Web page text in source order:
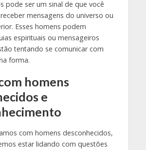
pode ser um sinal de que você
mensagens do universo ou
Esses homens podem
espirituais ou mensageiros
tentando se comunicar com
forma.
homens
e
com homens desconhecidos,
estar lidando com questões